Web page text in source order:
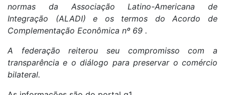
normas da Associação Latino-Americana de
Integração (ALADI) e os termos do Acordo de
Complementação Econômica nº 69 .
A federação reiterou seu compromisso com a
transparência e o diálogo para preservar o comércio
bilateral.